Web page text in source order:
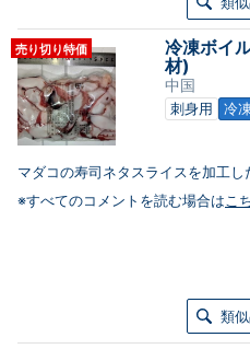
売り切り特価
冷凍ボイ
材)
中国
刺身用 冷凍
マダコの寿司ネタスライスを加工
※すべてのコメントを読む場合はこ
類